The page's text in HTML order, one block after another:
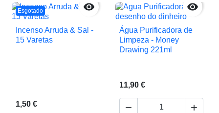
Esgotado 
Incenso Arruda & Sal -
15 Varetas
1,50 €

Água Purificadora de
Limpeza - Money
Drawing 221ml
11,90 €
 